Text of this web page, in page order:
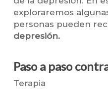
exploraremos
personas pueden
depresión.
Paso a paso
Terapia